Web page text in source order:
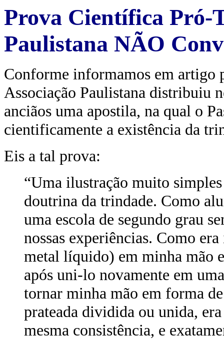
Prova Científica Pró-
Paulistana NÃO
Conforme informamos em artigo
Associação Paulistana distribuiu
anciãos uma apostila, na qual o
cientificamente a existência da
Eis a tal prova:
“Uma ilustração muito
doutrina da trindade. Como
uma escola de segundo grau
nossas experiências. Como
metal líquido) em minha mão
após uni-lo novamente em
tornar minha mão em forma
prateada dividida ou unida,
mesma consistência, e